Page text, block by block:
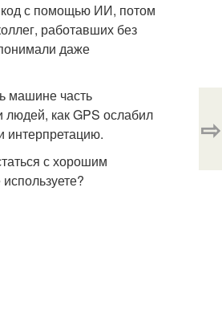
код с помощью ИИ, потом
работавших без
даже
машине часть
как GPS ослабил
интерпретацию.
с хорошим
⇨